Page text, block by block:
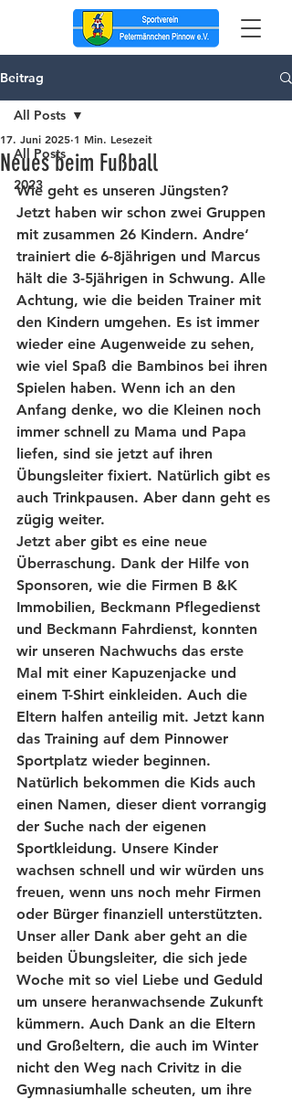
Beitrag
All Posts
2023
All Posts
Neues beim Fußball
17. Juni 2025 1 Min. Lesezeit
Wie geht es unseren Jüngsten?
Jetzt haben wir schon zwei Gruppen
mit zusammen 26 Kindern. Andre‘
trainiert die 6-8jährigen und Marcus
hält die 3-5jährigen in Schwung. Alle
Achtung, wie die beiden Trainer mit
den Kindern umgehen. Es ist immer
wieder eine Augenweide zu sehen,
wie viel Spaß die Bambinos bei ihren
Spielen haben. Wenn ich an den
Anfang denke, wo die Kleinen noch
immer schnell zu Mama und Papa
liefen, sind sie jetzt auf ihren
Übungsleiter fixiert. Natürlich gibt es
auch Trinkpausen. Aber dann geht es
zügig weiter.
Jetzt aber gibt es eine neue
Überraschung. Dank der Hilfe von
Sponsoren, wie die Firmen B &K
Immobilien, Beckmann Pflegedienst
und Beckmann Fahrdienst, konnten
wir unseren Nachwuchs das erste
Mal mit einer Kapuzenjacke und
einem T-Shirt einkleiden. Auch die
Eltern halfen anteilig mit. Jetzt kann
das Training auf dem Pinnower
Sportplatz wieder beginnen.
Natürlich bekommen die Kids auch
einen Namen, dieser dient vorrangig
der Suche nach der eigenen
Sportkleidung. Unsere Kinder
wachsen schnell und wir würden uns
freuen, wenn uns noch mehr Firmen
oder Bürger finanziell unterstützten.
Unser aller Dank aber geht an die
beiden Übungsleiter, die sich jede
Woche mit so viel Liebe und Geduld
um unsere heranwachsende Zukunft
kümmern. Auch Dank an die Eltern
und Großeltern, die auch im Winter
nicht den Weg nach Crivitz in die
Gymnasiumhalle scheuten, um ihre